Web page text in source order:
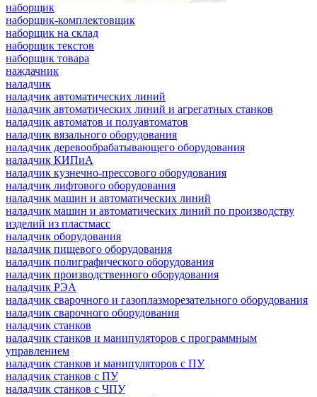
наборщик
наборщик-комплектовщик
наборщик на склад
наборщик текстов
наборщик товара
наждачник
наладчик
наладчик автоматических линий
наладчик автоматических линий и агрегатных станков
наладчик автоматов и полуавтоматов
наладчик вязального оборудования
наладчик деревообрабатывающего оборудования
наладчик КИПиА
наладчик кузнечно-прессового оборудования
наладчик лифтового оборудования
наладчик машин и автоматических линий
наладчик машин и автоматических линий по производству
изделий из пластмасс
наладчик оборудования
наладчик пищевого оборудования
наладчик полиграфического оборудования
наладчик производственного оборудования
наладчик РЭА
наладчик сварочного и газоплазморезательного оборудования
наладчик сварочного оборудования
наладчик станков
наладчик станков и манипуляторов с программным
управлением
наладчик станков и манипуляторов с ПУ
наладчик станков с ПУ
наладчик станков с ЧПУ